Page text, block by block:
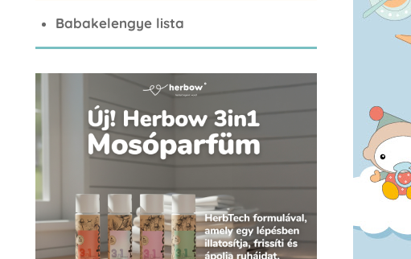
Babakelengye lista